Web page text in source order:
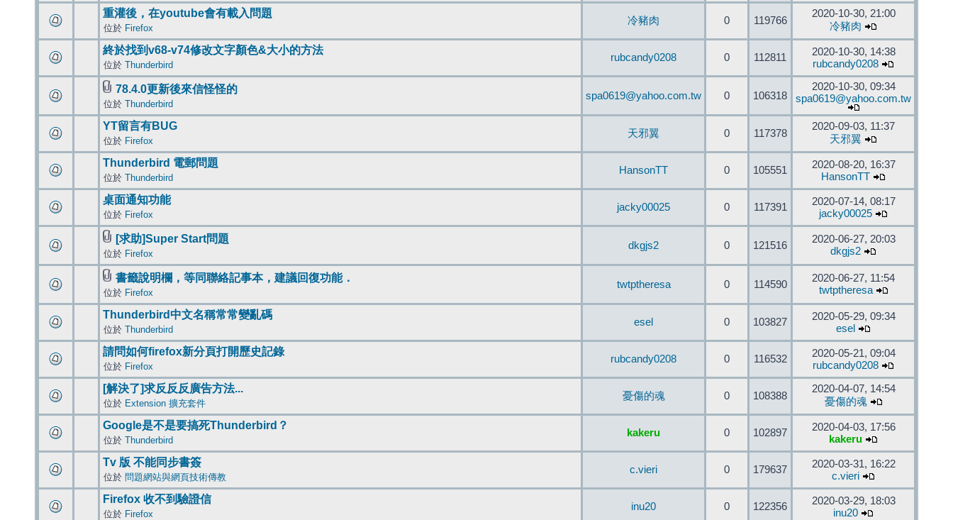
重灌後，在youtube會有載入問題
位於 Firefox
冷豬肉 0 119766
2020-10-30, 21:00
冷豬肉
終於找到v68-v74修改文字顏色&大小的方法
位於 Thunderbird
rubcandy0208 0 112811
2020-10-30, 14:38
rubcandy0208
78.4.0更新後來信怪怪的
位於 Thunderbird
spa0619@yahoo.com.tw 0 106318
2020-10-30, 09:34
spa0619@yahoo.com.tw
YT留言有BUG
位於 Firefox
天邪翼 0 117378
2020-09-03, 11:37
天邪翼
Thunderbird 電郵問題
位於 Thunderbird
HansonTT 0 105551
2020-08-20, 16:37
HansonTT
桌面通知功能
位於 Firefox
jacky00025 0 117391
2020-07-14, 08:17
jacky00025
[求助]Super Start問題
位於 Firefox
dkgjs2 0 121516
2020-06-27, 20:03
dkgjs2
書籤說明欄，等同聯絡記事本，建議回復功能．
位於 Firefox
twtptheresa 0 114590
2020-06-27, 11:54
twtptheresa
Thunderbird中文名稱常常變亂碼
位於 Thunderbird
esel 0 103827
2020-05-29, 09:34
esel
請問如何firefox新分頁打開歷史記錄
位於 Firefox
rubcandy0208 0 116532
2020-05-21, 09:04
rubcandy0208
[解決了]求反反反廣告方法...
位於 Extension 擴充套件
憂傷的魂 0 108388
2020-04-07, 14:54
憂傷的魂
Google是不是要搞死Thunderbird？
位於 Thunderbird
kakeru 0 102897
2020-04-03, 17:56
kakeru
Tv 版 不能同步書簽
位於 問題網站與網頁技術傳教
c.vieri 0 179637
2020-03-31, 16:22
c.vieri
Firefox 收不到驗證信
位於 Firefox
inu20 0 122356
2020-03-29, 18:03
inu20